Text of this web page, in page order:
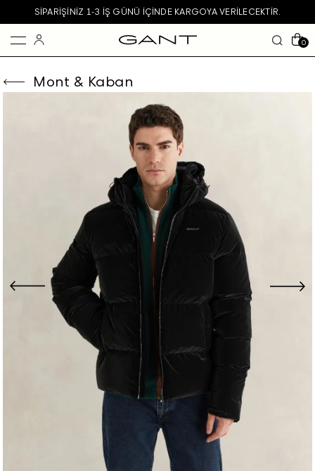
SIPARIŞINIZ 1-3 IŞ GÜNÜ IÇINDE KARGOYA VERILECEKTIR.
0
Mont & Kaban